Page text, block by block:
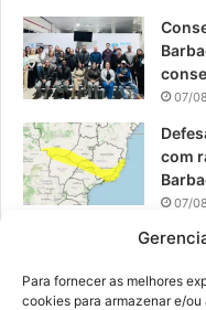
Para fornecer as melhores
cookies para armazenar e/
07/
com
07/
06/